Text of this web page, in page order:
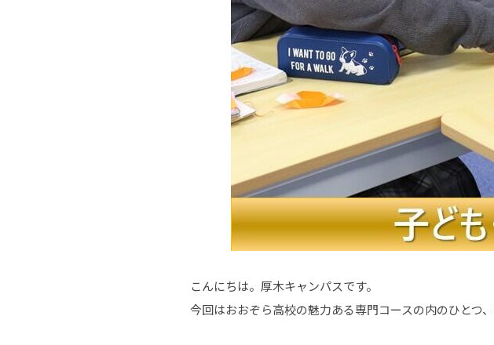
こんにちは。厚木キャンパスです。
今回はおおぞら高校の魅力ある専門コースの内のひとつ、